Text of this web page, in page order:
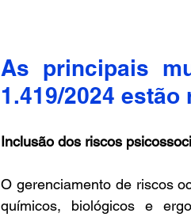
As principais
1.419/2024
Inclusão dos riscos
O gerenciamento de riscos
químicos, biológicos e